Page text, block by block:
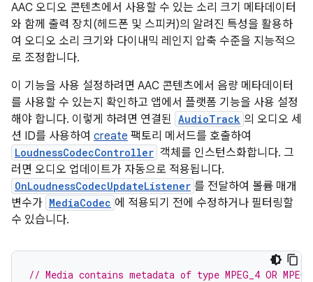
AAC 오디오 콘텐츠에서 사용할 수 있는 소리 크기 메타데이터
와 함께 출력 장치(헤드폰 및 스피커)의 알려진 특성을 활용하
여 오디오 소리 크기와 다이내믹 레인지 압축 수준을 지능적으
로 조정합니다.
이 기능을 사용 설정하려면 AAC 콘텐츠에서 음량 메타데이터
를 사용할 수 있는지 확인하고 앱에서 플랫폼 기능을 사용 설정
해야 합니다. 이렇게 하려면 연결된 AudioTrack 의 오디오 세
션 ID를 사용하여 create 팩토리 메서드를 호출하여
LoudnessCodecController 객체를 인스턴스화합니다. 그
러면 오디오 업데이트가 자동으로 적용됩니다.
OnLoudnessCodecUpdateListener 를 전달하여 볼륨 매개
변수가 MediaCodec 에 적용되기 전에 수정하거나 필터링할
수 있습니다.
// Media contains metadata of type MPEG_4 OR